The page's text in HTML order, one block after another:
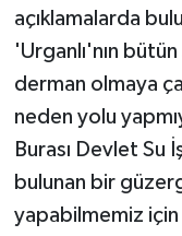
açıklamalarda
'Urganlı'nın
derman olmaya
neden yolu
Burası Devlet Su
bulunan bir
yapabilmemiz